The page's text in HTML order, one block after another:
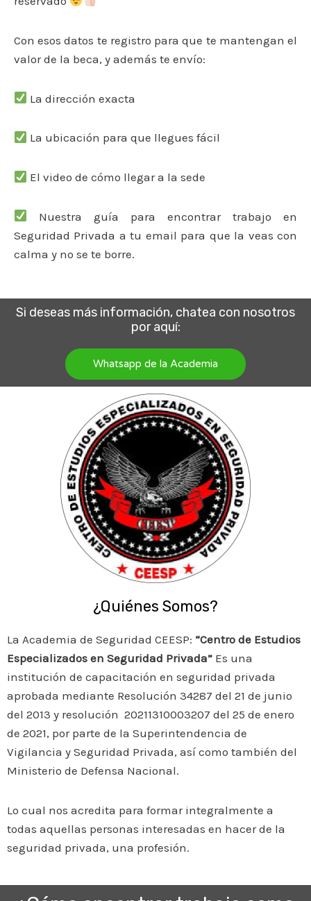
Con esos datos te registro para que te mantengan el
valor de la beca, y además te envío:
La dirección exacta
La ubicación para que llegues fácil
El video de cómo llegar a la sede
Nuestra guía para encontrar trabajo en
Seguridad Privada a tu email para que la veas con
calma y no se te borre.
Si deseas más información, chatea con nosotros
por aquí:
Whatsapp de la Academia
¿Quiénes Somos?
La Academia de Seguridad CEESP: “Centro de Estudios
Especializados en Seguridad Privada” Es una
institución de capacitación en seguridad privada
aprobada mediante Resolución 34287 del 21 de junio
del 2013 y resolución 20211310003207 del 25 de enero
de 2021, por parte de la Superintendencia de
Vigilancia y Seguridad Privada, así como también del
Ministerio de Defensa Nacional.
Lo cual nos acredita para formar integralmente a
todas aquellas personas interesadas en hacer de la
seguridad privada, una profesión.